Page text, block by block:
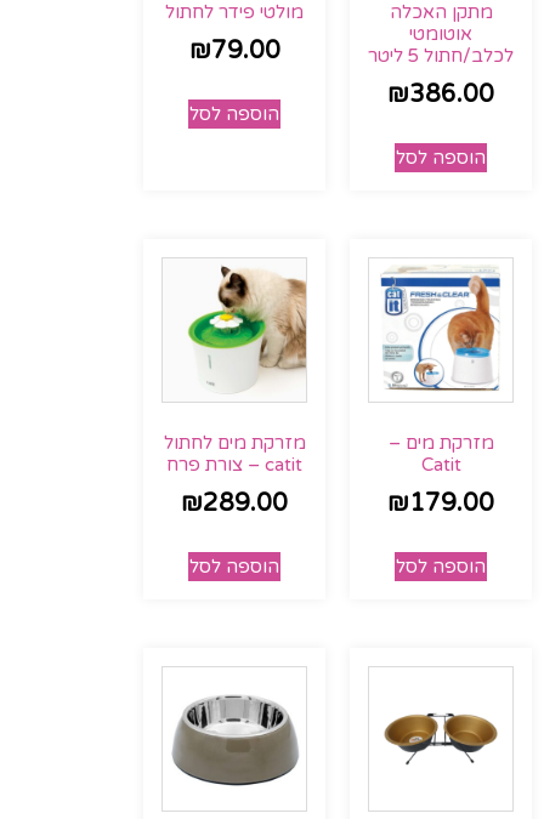
מתקן האכלה
אוטומטי
לכלב/חתול 5 ליטר
₪386.00
הוספה לסל
מולטי פידר לחתול
₪79.00
הוספה לסל
מזרקת מים –
Catit
₪179.00
הוספה לסל
מזרקת מים לחתול
catit – צורת פרח
₪289.00
הוספה לסל